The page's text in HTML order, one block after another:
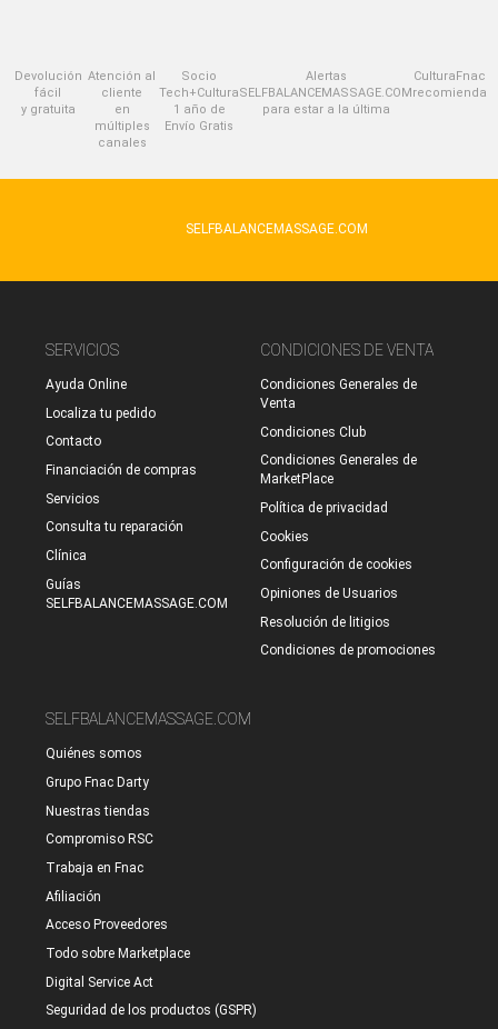
Devolución
fácil
y gratuita
Atención al
cliente
en
múltiples
canales
Socio
Tech+Cultura
1 año de
Envío Gratis
Alertas
SELFBALANCEMASSAGE.COM
para estar a la última
CulturaFnac
recomienda
SELFBALANCEMASSAGE.COM
SERVICIOS
Ayuda Online
Localiza tu pedido
Contacto
Financiación de compras
Servicios
Consulta tu reparación
Clínica
Guías
SELFBALANCEMASSAGE.COM
CONDICIONES DE VENTA
Condiciones Generales de
Venta
Condiciones Club
Condiciones Generales de
MarketPlace
Política de privacidad
Cookies
Configuración de cookies
Opiniones de Usuarios
Resolución de litigios
Condiciones de promociones
SELFBALANCEMASSAGE.COM
Quiénes somos
Grupo Fnac Darty
Nuestras tiendas
Compromiso RSC
Trabaja en Fnac
Afiliación
Acceso Proveedores
Todo sobre Marketplace
Digital Service Act
Seguridad de los productos (GSPR)